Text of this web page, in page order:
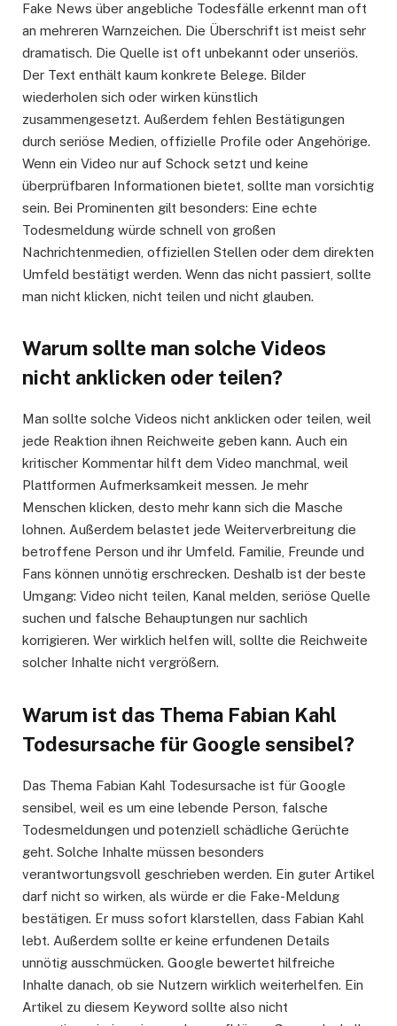
Fake News über angebliche Todesfälle erkennt man oft
an mehreren Warnzeichen. Die Überschrift ist meist sehr
dramatisch. Die Quelle ist oft unbekannt oder unseriös.
Der Text enthält kaum konkrete Belege. Bilder
wiederholen sich oder wirken künstlich
zusammengesetzt. Außerdem fehlen Bestätigungen
durch seriöse Medien, offizielle Profile oder Angehörige.
Wenn ein Video nur auf Schock setzt und keine
überprüfbaren Informationen bietet, sollte man vorsichtig
sein. Bei Prominenten gilt besonders: Eine echte
Todesmeldung würde schnell von großen
Nachrichtenmedien, offiziellen Stellen oder dem direkten
Umfeld bestätigt werden. Wenn das nicht passiert, sollte
man nicht klicken, nicht teilen und nicht glauben.
Warum sollte man solche Videos
nicht anklicken oder teilen?
Man sollte solche Videos nicht anklicken oder teilen, weil
jede Reaktion ihnen Reichweite geben kann. Auch ein
kritischer Kommentar hilft dem Video manchmal, weil
Plattformen Aufmerksamkeit messen. Je mehr
Menschen klicken, desto mehr kann sich die Masche
lohnen. Außerdem belastet jede Weiterverbreitung die
betroffene Person und ihr Umfeld. Familie, Freunde und
Fans können unnötig erschrecken. Deshalb ist der beste
Umgang: Video nicht teilen, Kanal melden, seriöse Quelle
suchen und falsche Behauptungen nur sachlich
korrigieren. Wer wirklich helfen will, sollte die Reichweite
solcher Inhalte nicht vergrößern.
Warum ist das Thema Fabian Kahl
Todesursache für Google sensibel?
Das Thema Fabian Kahl Todesursache ist für Google
sensibel, weil es um eine lebende Person, falsche
Todesmeldungen und potenziell schädliche Gerüchte
geht. Solche Inhalte müssen besonders
verantwortungsvoll geschrieben werden. Ein guter Artikel
darf nicht so wirken, als würde er die Fake-Meldung
bestätigen. Er muss sofort klarstellen, dass Fabian Kahl
lebt. Außerdem sollte er keine erfundenen Details
unnötig ausschmücken. Google bewertet hilfreiche
Inhalte danach, ob sie Nutzern wirklich weiterhelfen. Ein
Artikel zu diesem Keyword sollte also nicht